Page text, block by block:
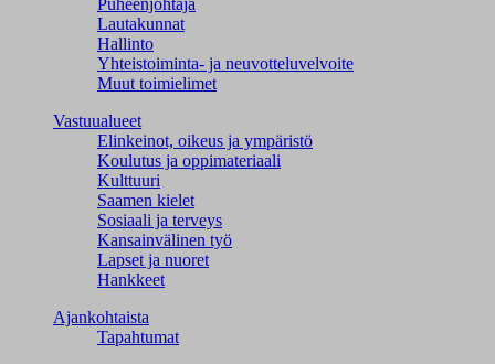
Puheenjohtaja
Lautakunnat
Hallinto
Yhteistoiminta- ja neuvotteluvelvoite
Muut toimielimet
Vastuualueet
Elinkeinot, oikeus ja ympäristö
Koulutus ja oppimateriaali
Kulttuuri
Saamen kielet
Sosiaali ja terveys
Kansainvälinen työ
Lapset ja nuoret
Hankkeet
Ajankohtaista
Tapahtumat